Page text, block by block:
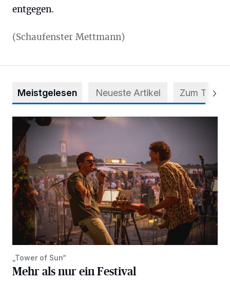
entgegen.
(Schaufenster Mettmann)
Meistgelesen Neueste Artikel Zum Thema
Mehr als nur ein Festival
„Tower of Sun“
Mehr als nur ein Festival